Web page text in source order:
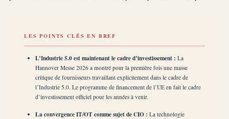
LES POINTS CLÉS EN BREF
L’Industrie 5.0 est maintenant le cadre d’investissement : La
Hannover Messe 2026 a montré pour la première fois une masse
critique de fournisseurs travaillant explicitement dans le cadre de
l’Industrie 5.0. Le programme de financement de l’UE en fait le cadre
d’investissement officiel pour les années à venir.
La convergence IT/OT comme sujet de CIO : La technologie